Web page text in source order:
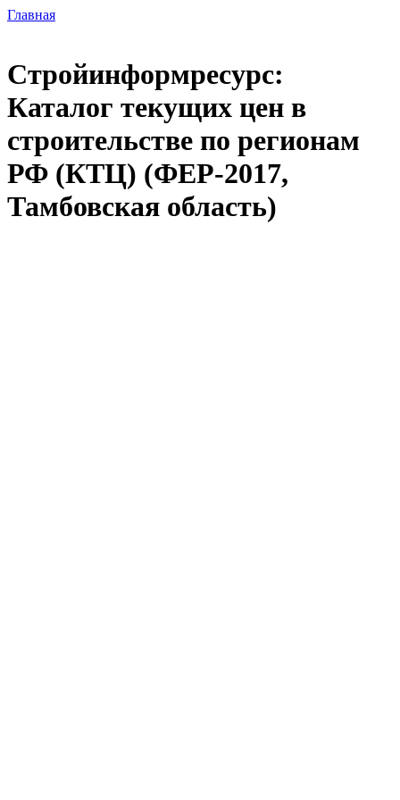
Главная
Стройинформресурс:
Каталог текущих цен в
строительстве по регионам
РФ (КТЦ) (ФЕР-2017,
Тамбовская область)